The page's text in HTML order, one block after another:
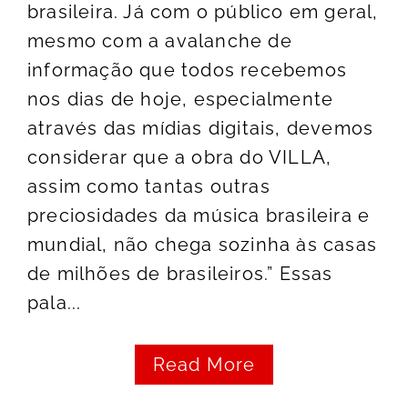
brasileira. Já com o público em geral,
mesmo com a avalanche de
informação que todos recebemos
nos dias de hoje, especialmente
através das mídias digitais, devemos
considerar que a obra do VILLA,
assim como tantas outras
preciosidades da música brasileira e
mundial, não chega sozinha às casas
de milhões de brasileiros.” Essas
pala...
Read More